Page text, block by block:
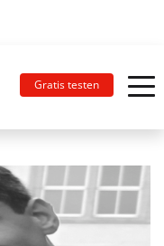
Gratis testen